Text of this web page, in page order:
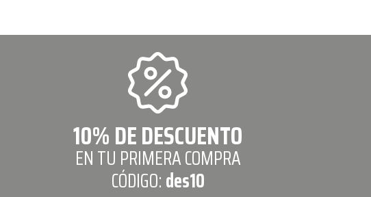
10% DE DESCUENTO
EN TU PRIMERA COMPRA
CÓDIGO:des10